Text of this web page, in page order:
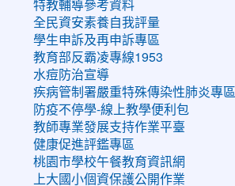
特教輔導參考資料
全民資安素養自我評量
學生申訴及再申訴專區
教育部反霸凌專線1953
水痘防治宣導
疾病管制署嚴重特殊傳染性肺炎專區
防疫不停學-線上教學便利包
教師專業發展支持作業平臺
健康促進評鑑專區
桃園市學校午餐教育資訊網
上大國小個資保護公開作業